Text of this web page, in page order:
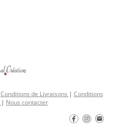
Conditions de Livraisons | Conditions
| Nous contacter